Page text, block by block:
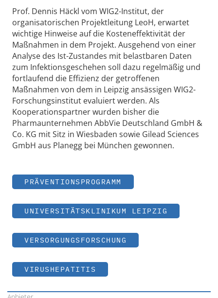
Prof. Dennis Häckl vom WIG2-Institut, der
organisatorischen Projektleitung LeoH, erwartet
wichtige Hinweise auf die Kosteneffektivität der
Maßnahmen in dem Projekt. Ausgehend von einer
Analyse des Ist-Zustandes mit belastbaren Daten
zum Infektionsgeschehen soll dazu regelmäßig und
fortlaufend die Effizienz der getroffenen
Maßnahmen von dem in Leipzig ansässigen WIG2-
Forschungsinstitut evaluiert werden. Als
Kooperationspartner wurden bisher die
Pharmaunternehmen AbbVie Deutschland GmbH &
Co. KG mit Sitz in Wiesbaden sowie Gilead Sciences
GmbH aus Planegg bei München gewonnen.
PRÄVENTIONSPROGRAMM
UNIVERSITÄTSKLINIKUM LEIPZIG
VERSORGUNGSFORSCHUNG
VIRUSHEPATITIS